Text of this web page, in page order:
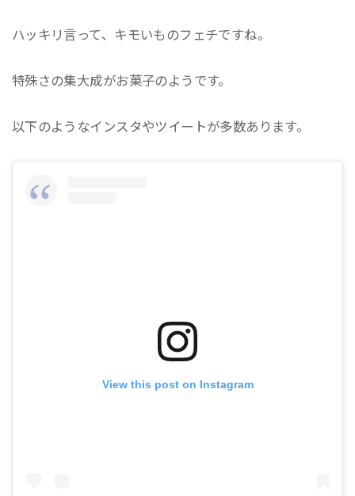
ハッキリ言って、キモいものフェチですね。
特殊さの集大成がお菓子のようです。
以下のようなインスタやツイートが多数あります。
View this post on Instagram